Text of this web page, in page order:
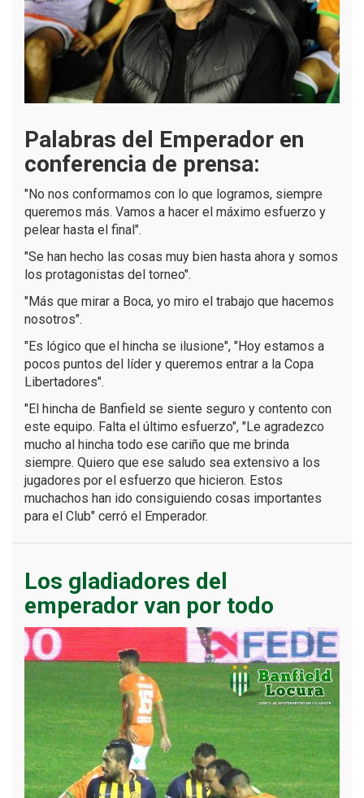
Palabras del Emperador en
conferencia de prensa:
"No nos conformamos con lo que logramos, siempre
queremos más. Vamos a hacer el máximo esfuerzo y
pelear hasta el final".
"Se han hecho las cosas muy bien hasta ahora y somos
los protagonistas del torneo".
"Más que mirar a Boca, yo miro el trabajo que hacemos
nosotros".
"Es lógico que el hincha se ilusione", "Hoy estamos a
pocos puntos del líder y queremos entrar a la Copa
Libertadores".
"El hincha de Banfield se siente seguro y contento con
este equipo. Falta el último esfuerzo", "Le agradezco
mucho al hincha todo ese cariño que me brinda
siempre. Quiero que ese saludo sea extensivo a los
jugadores por el esfuerzo que hicieron. Estos
muchachos han ido consiguiendo cosas importantes
para el Club" cerró el Emperador.
Los gladiadores del
emperador van por todo